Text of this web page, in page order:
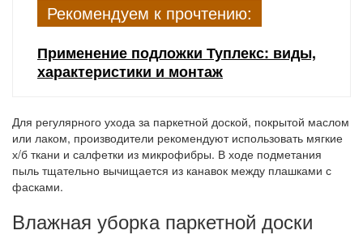
Рекомендуем к прочтению:
Применение подложки Туплекс: виды,
характеристики и монтаж
Для регулярного ухода за паркетной доской, покрытой маслом
или лаком, производители рекомендуют использовать мягкие
х/б ткани и салфетки из микрофибры. В ходе подметания
пыль тщательно вычищается из канавок между плашками с
фасками.
Влажная уборка паркетной доски